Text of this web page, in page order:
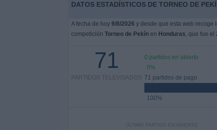
DATOS ESTADÍSTICOS DE TORNEO DE
A fecha de hoy 9/8/2026 y desde que esta web recoge
competición Torneo de Pekínen Honduras, que fue el
71
PARTIDOS TELEVISADOS
0 partidos en abierto
0%
71 partidos de pago
100%
ÚLTIMO PARTIDO EN ABIERTO